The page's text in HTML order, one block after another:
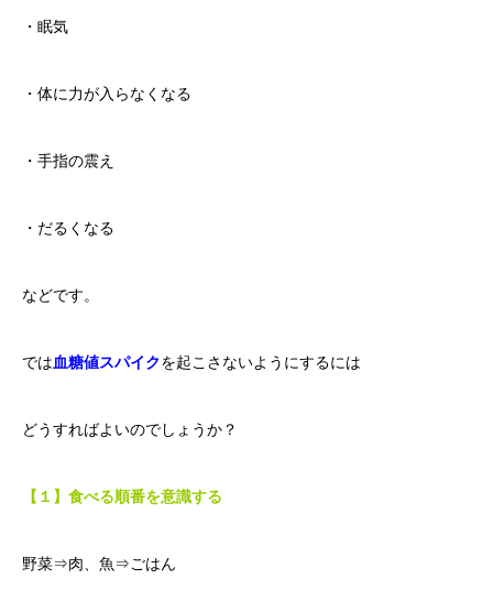
・眠気
・体に力が入らなくなる
・手指の震え
・だるくなる
などです。
では血糖値スパイクを起こさないようにするには
どうすればよいのでしょうか？
【１】食べる順番を意識する
野菜⇒肉、魚⇒ごはん